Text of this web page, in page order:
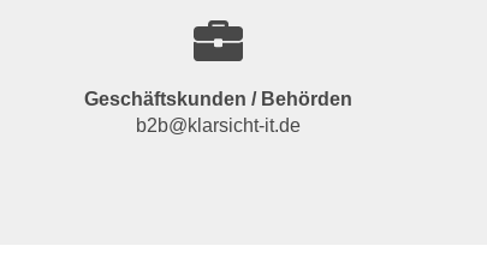
Geschäftskunden / Behörden
b2b@klarsicht-it.de